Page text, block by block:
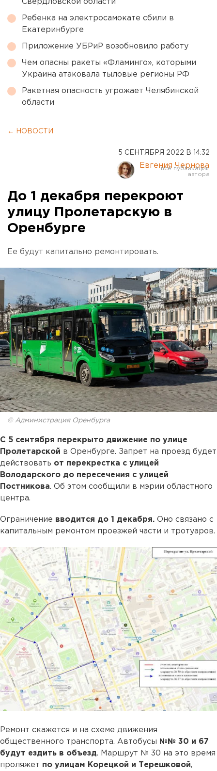
Свердловской области
Ребенка на электросамокате сбили в
Екатеринбурге
Приложение УБРиР возобновило работу
Чем опасны ракеты «Фламинго», которыми
Украина атаковала тыловые регионы РФ
Ракетная опасность угрожает Челябинской
области
← НОВОСТИ
5 СЕНТЯБРЯ 2022 В 14:32
Евгения Чернова
До 1 декабря перекроют
улицу Пролетарскую в
Оренбурге
Ее будут капитально ремонтировать.
© Администрация Оренбурга
С 5 сентября перекрыто движение по улице
Пролетарской в Оренбурге. Запрет на проезд будет
действовать от перекрестка с улицей
Володарского до пересечения с улицей
Постникова. Об этом сообщили в мэрии областного
центра.
Ограничение вводится до 1 декабря. Оно связано с
капитальным ремонтом проезжей части и тротуаров.
Ремонт скажется и на схеме движения
общественного транспорта. Автобусы №№ 30 и 67
будут ездить в объезд. Маршрут № 30 на это время
проляжет по улицам Корецкой и Терешковой,